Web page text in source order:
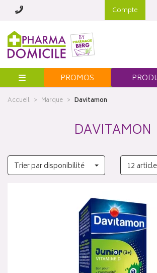
Compte
Menu PROMOS
Accueil Marque Davitamon
DAVITAMON
Trier par disponibilité 12